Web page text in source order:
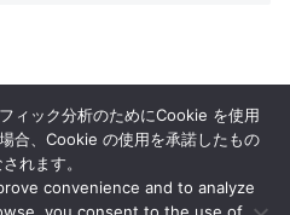
ィック分析のためにCookie を使用
合、Cookie の使用を承諾したもの
れます。
convenience and to analyze